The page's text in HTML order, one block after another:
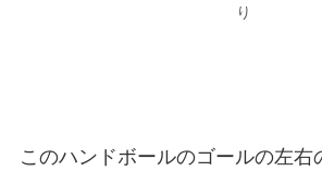
り
このハンドボールのゴールの左右